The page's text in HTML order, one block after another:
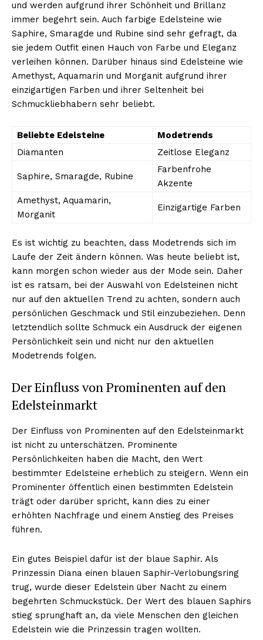
und werden aufgrund ihrer Schönheit und Brillanz
immer begehrt sein. Auch farbige Edelsteine wie
Saphire, Smaragde und Rubine sind sehr gefragt, da
sie jedem Outfit einen Hauch von Farbe und Eleganz
verleihen können. Darüber hinaus sind Edelsteine wie
Amethyst, Aquamarin und Morganit aufgrund ihrer
einzigartigen Farben und ihrer Seltenheit bei
Schmuckliebhabern sehr beliebt.
Beliebte Edelsteine
Modetrends
Diamanten
Zeitlose Eleganz
Saphire, Smaragde, Rubine
Farbenfrohe
Akzente
Amethyst, Aquamarin,
Morganit
Einzigartige Farben
Es ist wichtig zu beachten, dass Modetrends sich im
Laufe der Zeit ändern können. Was heute beliebt ist,
kann morgen schon wieder aus der Mode sein. Daher
ist es ratsam, bei der Auswahl von Edelsteinen nicht
nur auf den aktuellen Trend zu achten, sondern auch
persönlichen Geschmack und Stil einzubeziehen. Denn
letztendlich sollte Schmuck ein Ausdruck der eigenen
Persönlichkeit sein und nicht nur den aktuellen
Modetrends folgen.
Der Einfluss von Prominenten auf den
Edelsteinmarkt
Der Einfluss von Prominenten auf den Edelsteinmarkt
ist nicht zu unterschätzen. Prominente
Persönlichkeiten haben die Macht, den Wert
bestimmter Edelsteine erheblich zu steigern. Wenn ein
Prominenter öffentlich einen bestimmten Edelstein
trägt oder darüber spricht, kann dies zu einer
erhöhten Nachfrage und einem Anstieg des Preises
führen.
Ein gutes Beispiel dafür ist der blaue Saphir. Als
Prinzessin Diana einen blauen Saphir-Verlobungsring
trug, wurde dieser Edelstein über Nacht zu einem
begehrten Schmuckstück. Der Wert des blauen Saphirs
stieg sprunghaft an, da viele Menschen den gleichen
Edelstein wie die Prinzessin tragen wollten.